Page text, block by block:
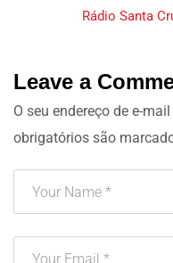
Rádio Santa
Leave a
O seu endereço de e-
obrigatórios são